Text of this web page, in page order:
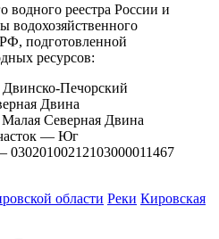
водного реестра России и
водохозяйственного
подготовленной
ресурсов:
Печорский
Двина
Северная Двина
— Юг
03020100212103000011467
области Реки Кировская